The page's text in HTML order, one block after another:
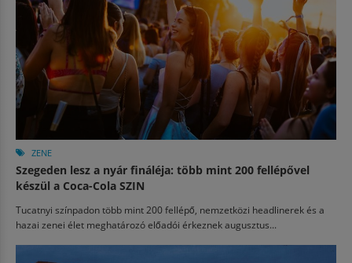
ZENE
Szegeden lesz a nyár fináléja: több mint 200 fellépővel
készül a Coca-Cola SZIN
Tucatnyi színpadon több mint 200 fellépő, nemzetközi headlinerek és a
hazai zenei élet meghatározó előadói érkeznek augusztus...